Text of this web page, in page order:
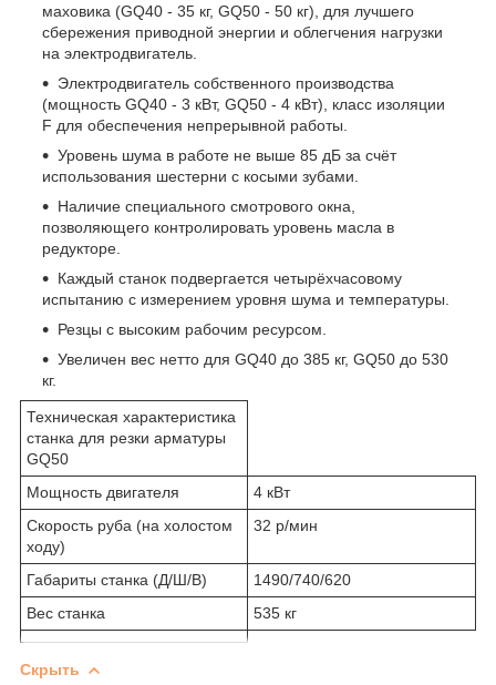
маховика (GQ40 - 35 кг, GQ50 - 50 кг), для лучшего
сбережения приводной энергии и облегчения нагрузки
на электродвигатель.
Электродвигатель собственного производства
(мощность GQ40 - 3 кВт, GQ50 - 4 кВт), класс изоляции
F для обеспечения непрерывной работы.
Уровень шума в работе не выше 85 дБ за счёт
использования шестерни с косыми зубами.
Наличие специального смотрового окна,
позволяющего контролировать уровень масла в
редукторе.
Каждый станок подвергается четырёхчасовому
испытанию с измерением уровня шума и температуры.
Резцы с высоким рабочим ресурсом.
Увеличен вес нетто для GQ40 до 385 кг, GQ50 до 530
кг.
Техническая характеристика
станка для резки арматуры
GQ50
Мощность двигателя
4 кВт
Скорость руба (на холостом
ходу)
32 р/мин
Габариты станка (Д/Ш/В)
1490/740/620
Вес станка
535 кг
Скрыть